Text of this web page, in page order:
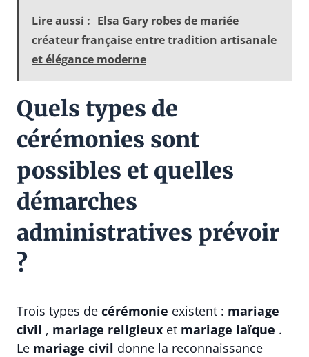
Lire aussi : Elsa Gary robes de mariée
créateur française entre tradition artisanale
et élégance moderne
Quels types de
cérémonies sont
possibles et quelles
démarches
administratives prévoir
?
Trois types de cérémonie existent : mariage
civil , mariage religieux et mariage laïque .
Le mariage civil donne la reconnaissance